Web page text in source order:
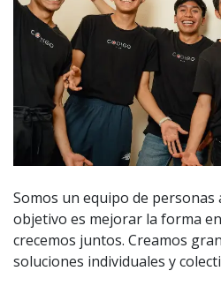
Somos un equipo de personas
objetivo es mejorar la forma
crecemos juntos. Creamos
soluciones individuales y